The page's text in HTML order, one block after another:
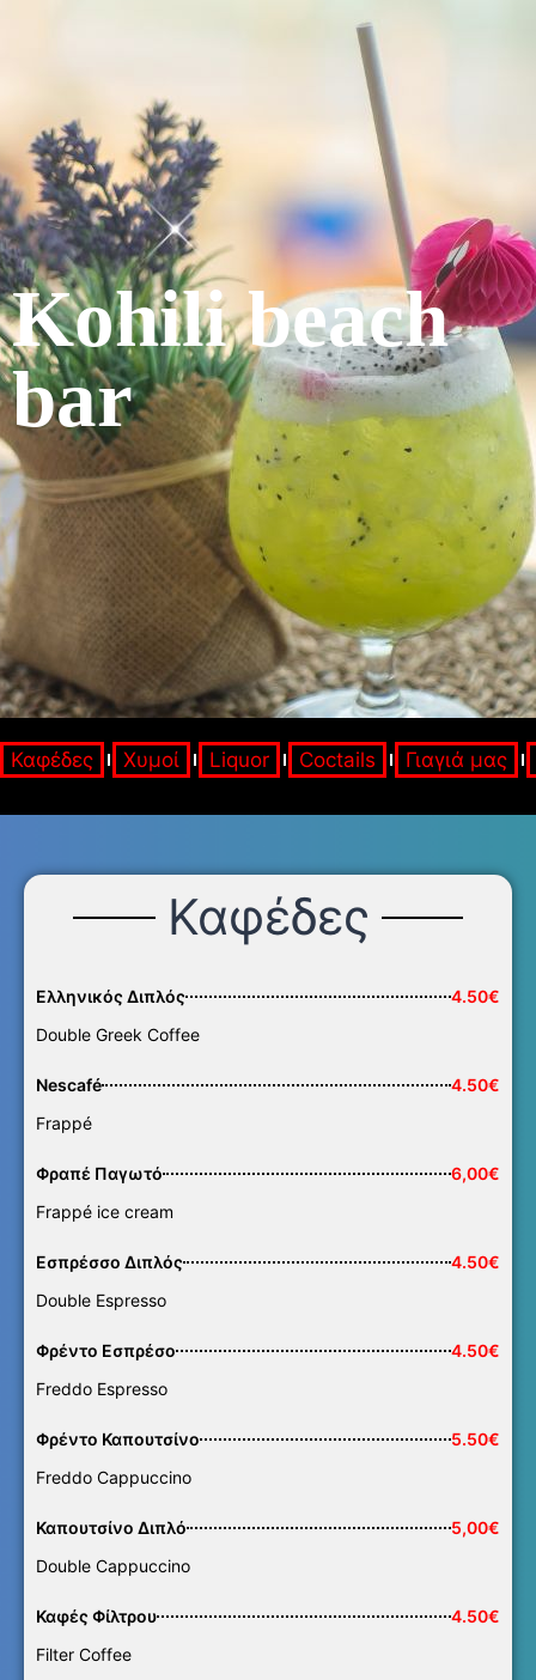
Kohili beach
bar
Καφέδες Χυμοί Liquor Coctails Γιαγιά μας
Καφέδες
Ελληνικός Διπλός
4.50€
Double Greek Coffee
Nescafé
4.50€
Frappé
Φραπέ Παγωτό
6,00€
Frappé ice cream
Εσπρέσσο Διπλός
4.50€
Double Espresso
Φρέντο Εσπρέσο
4.50€
Freddo Espresso
Φρέντο Καπουτσίνο
5.50€
Freddo Cappuccino
Καπουτσίνο Διπλό
5,00€
Double Cappuccino
Καφές Φίλτρου
4.50€
Filter Coffee